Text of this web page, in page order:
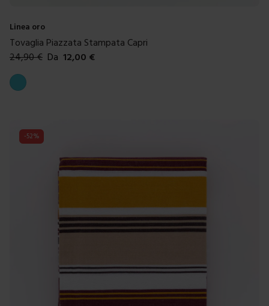
Linea oro
Tovaglia Piazzata Stampata Capri
24,90€ Da 12,00 €
Colori disponibili
Azzurro
-52%